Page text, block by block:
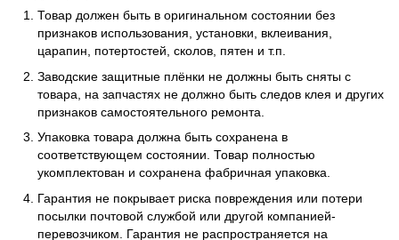
Товар должен быть в оригинальном состоянии без
признаков использования, установки, вклеивания,
царапин, потертостей, сколов, пятен и т.п.
Заводские защитные плёнки не должны быть сняты с
товара, на запчастях не должно быть следов клея и других
признаков самостоятельного ремонта.
Упаковка товара должна быть сохранена в
соответствующем состоянии. Товар полностью
укомплектован и сохранена фабричная упаковка.
Гарантия не покрывает риска повреждения или потери
посылки почтовой службой или другой компанией-
перевозчиком. Гарантия не распространяется на